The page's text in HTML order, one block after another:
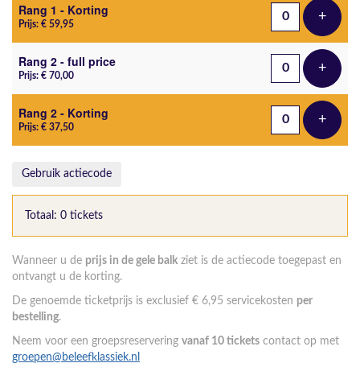
Rang 1 - Korting
Prijs: € 59,95 +Voeg
Rang 2 - full price
Prijs: € 70,00 +Voeg
Rang 2 - Korting
Prijs: € 37,50 +Voeg
Gebruik actiecode
Totaal: 0 tickets
Wanneer u de prijs in de gele balk ziet is de actiecode toegepast en
ontvangt u de korting.
De genoemde ticketprijs is exclusief € 6,95 servicekosten per
bestelling.
Neem voor een groepsreservering vanaf 10 tickets contact op met
groepen@beleefklassiek.nl